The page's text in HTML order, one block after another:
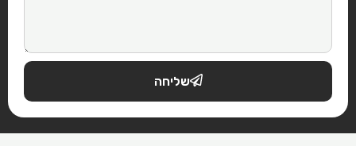
שליחה